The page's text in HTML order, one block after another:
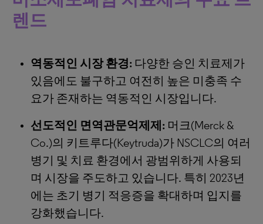
렌드
역동적인 시장 환경: 다양한 승인 치료제가
있음에도 불구하고 여전히 높은 미충족 수
요가 존재하는 역동적인 시장입니다.
선도적인 면역관문억제제: 머크(Merck &
Co.)의 키트루다(Keytruda)가 NSCLC의 여러
병기 및 치료 환경에서 광범위하게 사용되
며 시장을 주도하고 있습니다. 특히 2023년
에는 초기 병기 적응증을 확대하며 입지를
강화했습니다.